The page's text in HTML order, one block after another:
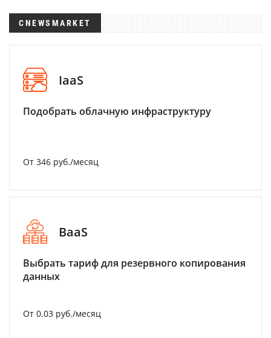
CNEWSMARKET
IaaS
Подобрать облачную инфраструктуру
От 346 руб./месяц
BaaS
Выбрать тариф для резервного копирования
данных
От 0.03 руб./месяц